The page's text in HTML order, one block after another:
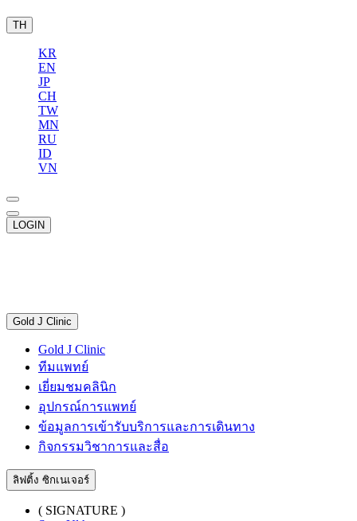
TH
KR
EN
JP
CH
TW
MN
RU
ID
VN
LOGIN
Gold J Clinic
Gold J Clinic
ทีมแพทย์
เยี่ยมชมคลินิก
อุปกรณ์การแพทย์
ข้อมูลการเข้ารับบริการและการเดินทาง
กิจกรรมวิชาการและสื่อ
ลิฟติ้ง ซิกเนเจอร์
( SIGNATURE )